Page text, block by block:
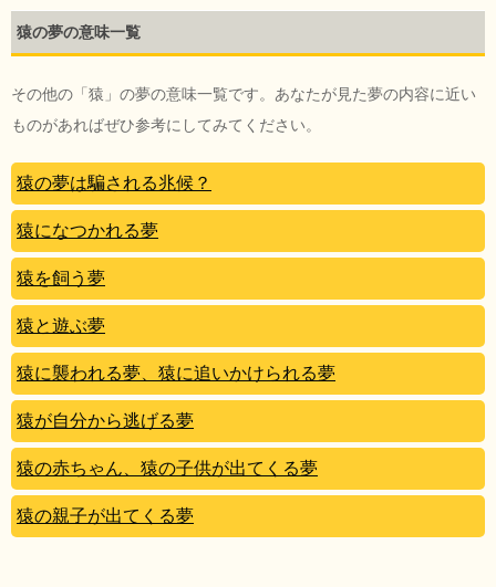
猿の夢の意味一覧
その他の「猿」の夢の意味一覧です。あなたが見た夢の内容に近い
ものがあればぜひ参考にしてみてください。
猿の夢は騙される兆候？
猿になつかれる夢
猿を飼う夢
猿と遊ぶ夢
猿に襲われる夢、猿に追いかけられる夢
猿が自分から逃げる夢
猿の赤ちゃん、猿の子供が出てくる夢
猿の親子が出てくる夢